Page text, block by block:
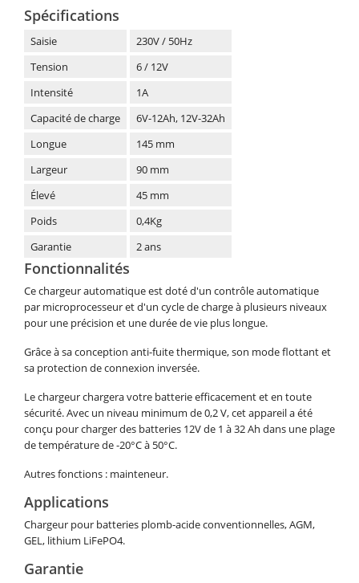
Spécifications
Saisie
230V / 50Hz
Tension
6 / 12V
Intensité
1A
Capacité de charge
6V-12Ah, 12V-32Ah
Longue
145 mm
Largeur
90 mm
Élevé
45 mm
Poids
0,4Kg
Garantie
2 ans
Fonctionnalités
Ce chargeur automatique est doté d'un contrôle automatique
par microprocesseur et d'un cycle de charge à plusieurs niveaux
pour une précision et une durée de vie plus longue.
Grâce à sa conception anti-fuite thermique, son mode flottant et
sa protection de connexion inversée.
Le chargeur chargera votre batterie efficacement et en toute
sécurité. Avec un niveau minimum de 0,2 V, cet appareil a été
conçu pour charger des batteries 12V de 1 à 32 Ah dans une plage
de température de -20°C à 50°C.
Autres fonctions : mainteneur.
Applications
Chargeur pour batteries plomb-acide conventionnelles, AGM,
GEL, lithium LiFePO4.
Garantie